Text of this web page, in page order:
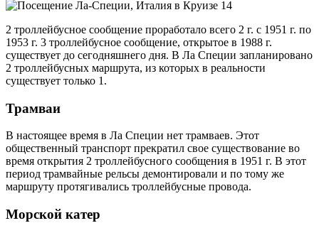
2 троллейбусное сообщение проработало всего 2 г. с 1951 г. по
1953 г. 3 троллейбусное сообщение, открытое в 1988 г.
существует до сегодняшнего дня. В Ла Специи запланировано
2 троллейбусных маршрута, из которых в реальности
существует только 1.
Трамваи
В настоящее время в Ла Специи нет трамваев. Этот
общественный транспорт прекратил свое существование во
время открытия 2 троллейбусного сообщения в 1951 г. В этот
период трамвайные рельсы демонтировали и по тому же
маршруту протягивались троллейбусные провода.
Морской катер